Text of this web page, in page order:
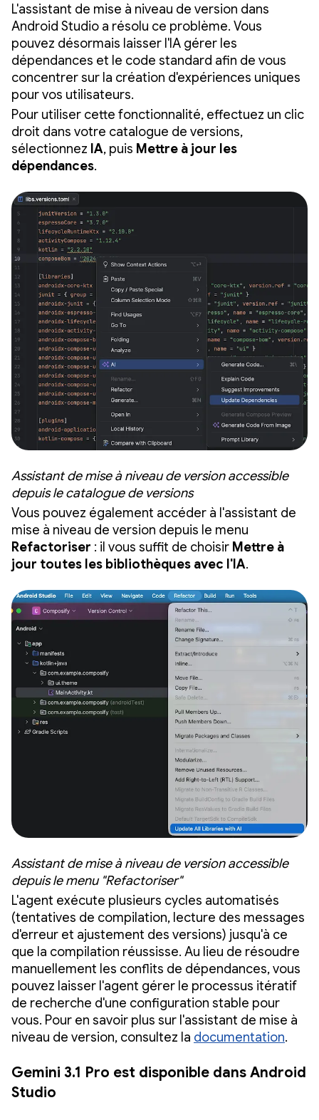
L'assistant de mise à niveau de version dans
Android Studio a résolu ce problème. Vous
pouvez désormais laisser l'IA gérer les
dépendances et le code standard afin de vous
concentrer sur la création d'expériences uniques
pour vos utilisateurs.
Pour utiliser cette fonctionnalité, effectuez un clic
droit dans votre catalogue de versions,
sélectionnez IA, puis Mettre à jour les
dépendances.
Assistant de mise à niveau de version accessible
depuis le catalogue de versions
Vous pouvez également accéder à l'assistant de
mise à niveau de version depuis le menu
Refactoriser : il vous suffit de choisir Mettre à
jour toutes les bibliothèques avec l'IA.
Assistant de mise à niveau de version accessible
depuis le menu "Refactoriser"
L'agent exécute plusieurs cycles automatisés
(tentatives de compilation, lecture des messages
d'erreur et ajustement des versions) jusqu'à ce
que la compilation réussisse. Au lieu de résoudre
manuellement les conflits de dépendances, vous
pouvez laisser l'agent gérer le processus itératif
de recherche d'une configuration stable pour
vous. Pour en savoir plus sur l'assistant de mise à
niveau de version, consultez la documentation.
Gemini 3.1 Pro est disponible dans Android
Studio